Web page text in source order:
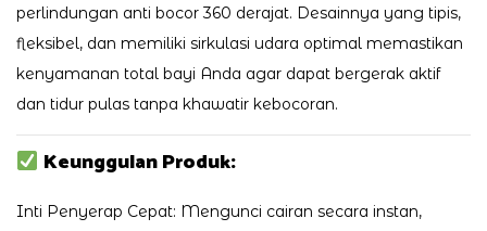
perlindungan anti bocor 360 derajat. Desainnya yang tipis,
fleksibel, dan memiliki sirkulasi udara optimal memastikan
kenyamanan total bayi Anda agar dapat bergerak aktif
dan tidur pulas tanpa khawatir kebocoran.
Keunggulan Produk:
Inti Penyerap Cepat: Mengunci cairan secara instan,